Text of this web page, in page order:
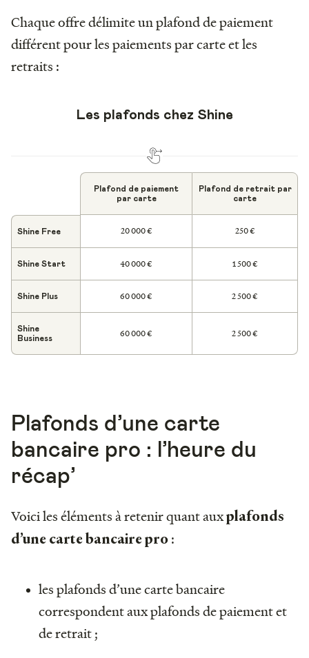
Chaque offre délimite un plafond de paiement
différent pour les paiements par carte et les
retraits :
Les plafonds chez Shine
Plafond de paiement
par carte
Plafond de retrait par
carte
Shine Free 20 000 € 250 €
Shine Start 40 000 € 1 500 €
Shine Plus 60 000 € 2 500 €
Shine
Business
60 000 € 2 500 €
Plafonds d’une carte
bancaire pro : l’heure du
récap’
Voici les éléments à retenir quant auxplafonds
d’une carte bancaire pro :
les plafonds d’une carte bancaire
correspondent aux plafonds de paiement et
de retrait ;